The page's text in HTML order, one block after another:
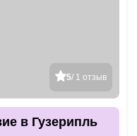
5/ 1 отзыв
в Гузерипль